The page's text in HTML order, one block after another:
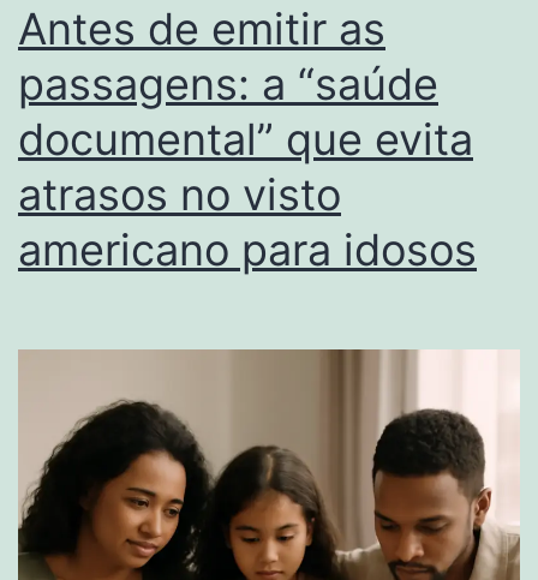
Antes de emitir as
passagens: a “saúde
documental” que evita
atrasos no visto
americano para idosos